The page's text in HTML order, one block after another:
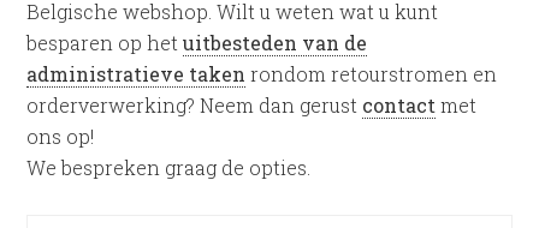
Belgische webshop. Wilt u weten wat u kunt
besparen op hetuitbesteden van de
administratieve taken rondom retourstromen en
orderverwerking? Neem dan gerust contactmet
ons op!
We bespreken graag de opties.